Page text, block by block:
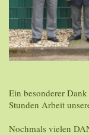
Ein besonderer
Stunden Arbeit
Nochmals vielen